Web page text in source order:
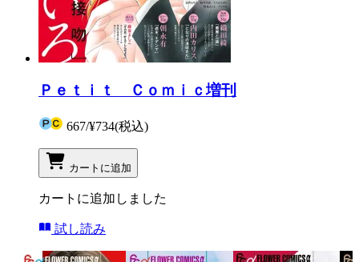
Ｐｅｔｉｔ Ｃｏｍｉｃ増刊
667/¥734(税込)
カートに追加
カートに追加しました
試し読み